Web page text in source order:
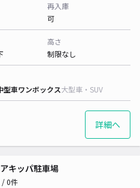
再入庫
可
高さ
制限なし
型車ワンボックス大型車・SUV
詳細へ
キッパ駐車場
/ 0件